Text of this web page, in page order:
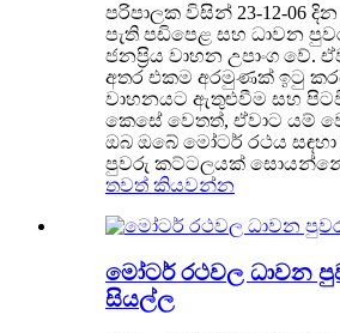
පරිපාලක විසින් 23-12-06 දින
පැති පඩිපෙළ සහ ධාවන
ජනප්‍රිය වාහන උපාංග වේ.
අතර එකම අරමුණක් ඉටු
වාහනයට ඇතුළුවීම සහ
කෙසේ වෙතත්, ඒවාට යම්
ඔබ ඔබේ මෝටර් රථය
පුවරු කට්ටලයක්
තවත් කියවන්න
මෝටර් රථවල ධාවන
සියල්ල